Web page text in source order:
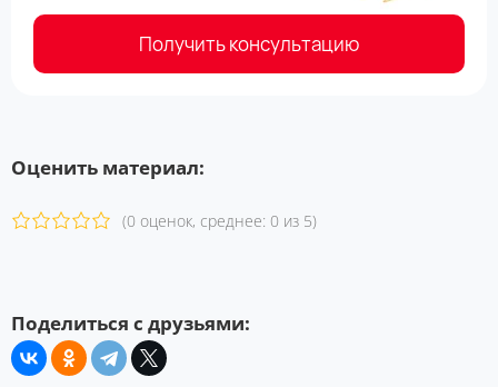
Получить консультацию
Оценить материал:
(0 оценок, среднее: 0 из 5)
Поделиться с друзьями: